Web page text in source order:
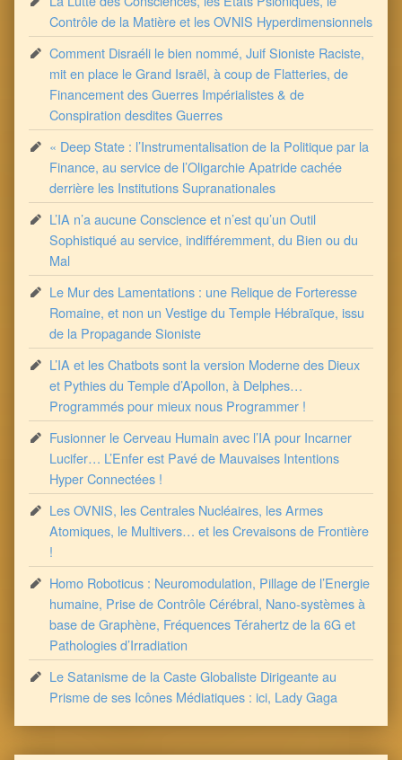
Contrôle de la Matière et les OVNIS Hyperdimensionnels
Comment Disraéli le bien nommé, Juif Sioniste Raciste,
mit en place le Grand Israël, à coup de Flatteries, de
Financement des Guerres Impérialistes & de
Conspiration desdites Guerres
« Deep State : l’Instrumentalisation de la Politique par la
Finance, au service de l’Oligarchie Apatride cachée
derrière les Institutions Supranationales
L’IA n’a aucune Conscience et n’est qu’un Outil
Sophistiqué au service, indifféremment, du Bien ou du
Mal
Le Mur des Lamentations : une Relique de Forteresse
Romaine, et non un Vestige du Temple Hébraïque, issu
de la Propagande Sioniste
L’IA et les Chatbots sont la version Moderne des Dieux
et Pythies du Temple d’Apollon, à Delphes…
Programmés pour mieux nous Programmer !
Fusionner le Cerveau Humain avec l’IA pour Incarner
Lucifer… L’Enfer est Pavé de Mauvaises Intentions
Hyper Connectées !
Les OVNIS, les Centrales Nucléaires, les Armes
Atomiques, le Multivers… et les Crevaisons de Frontière
!
Homo Roboticus : Neuromodulation, Pillage de l’Energie
humaine, Prise de Contrôle Cérébral, Nano-systèmes à
base de Graphène, Fréquences Térahertz de la 6G et
Pathologies d’Irradiation
Le Satanisme de la Caste Globaliste Dirigeante au
Prisme de ses Icônes Médiatiques : ici, Lady Gaga